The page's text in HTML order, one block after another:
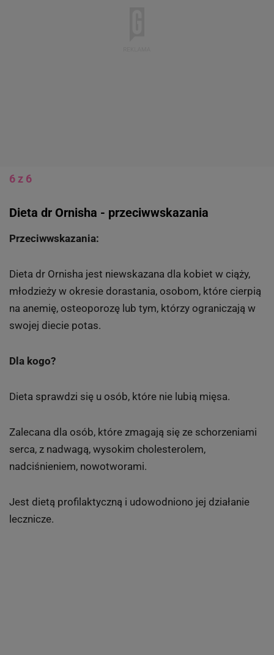
6 z 6
Dieta dr Ornisha - przeciwwskazania
Przeciwwskazania:
Dieta dr Ornisha jest niewskazana dla kobiet w ciąży,
młodzieży w okresie dorastania, osobom, które cierpią
na anemię, osteoporozę lub tym, którzy ograniczają w
swojej diecie potas.
Dla kogo?
Dieta sprawdzi się u osób, które nie lubią mięsa.
Zalecana dla osób, które zmagają się ze schorzeniami
serca, z nadwagą, wysokim cholesterolem,
nadciśnieniem, nowotworami.
Jest dietą profilaktyczną i udowodniono jej działanie
lecznicze.